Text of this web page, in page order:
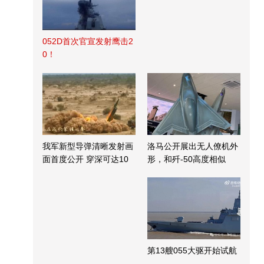
052D首次官宣发射鹰击2
0！
我军新型导弹清晰发射画
面首度公开 穿深可达10
洛马公开展出无人僚机外
形，和歼-50高度相似
第13艘055大驱开始试航